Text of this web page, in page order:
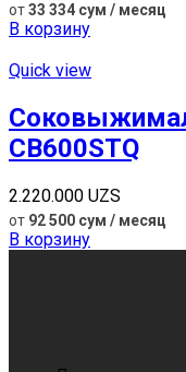
от33 334 сум / месяц
В корзину
Quick view
CB600STQ
2.220.000 UZS
от 92 500 сум / месяц
В корзину